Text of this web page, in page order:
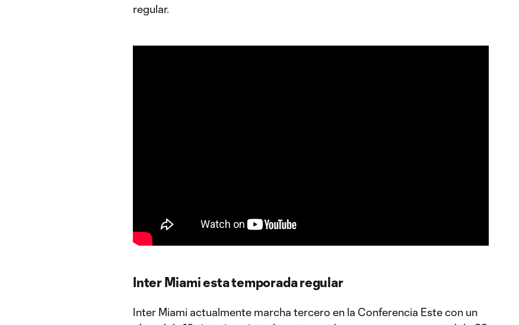
regular.
Inter Miami esta temporada regular
Inter Miami actualmente marcha tercero en la Conferencia Este con un